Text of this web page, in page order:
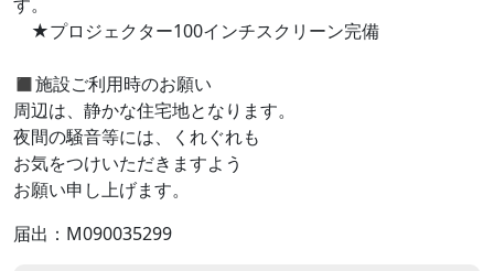
★プロジェクター100インチスクリーン完備
◼︎施設ご利用時のお願い
周辺は、静かな住宅地となります。
夜間の騒音等には、くれぐれも
お気をつけいただきますよう
お願い申し上げます。
届出：M090035299